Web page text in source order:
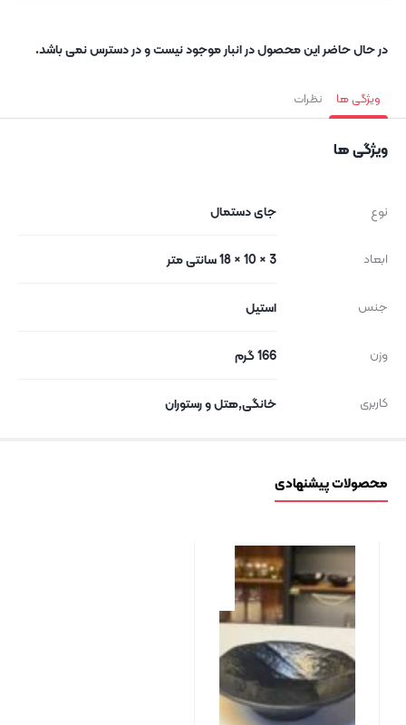
در حال حاضر این محصول در انبار موجود نیست و در دسترس نمی باشد.
ویژگی ها نظرات
ویژگی ها
نوع جای دستمال
ابعاد 3 × 10 × 18 سانتی متر
جنس استیل
وزن 166 گرم
کاربری خانگی,هتل و رستوران
محصولات پیشنهادی